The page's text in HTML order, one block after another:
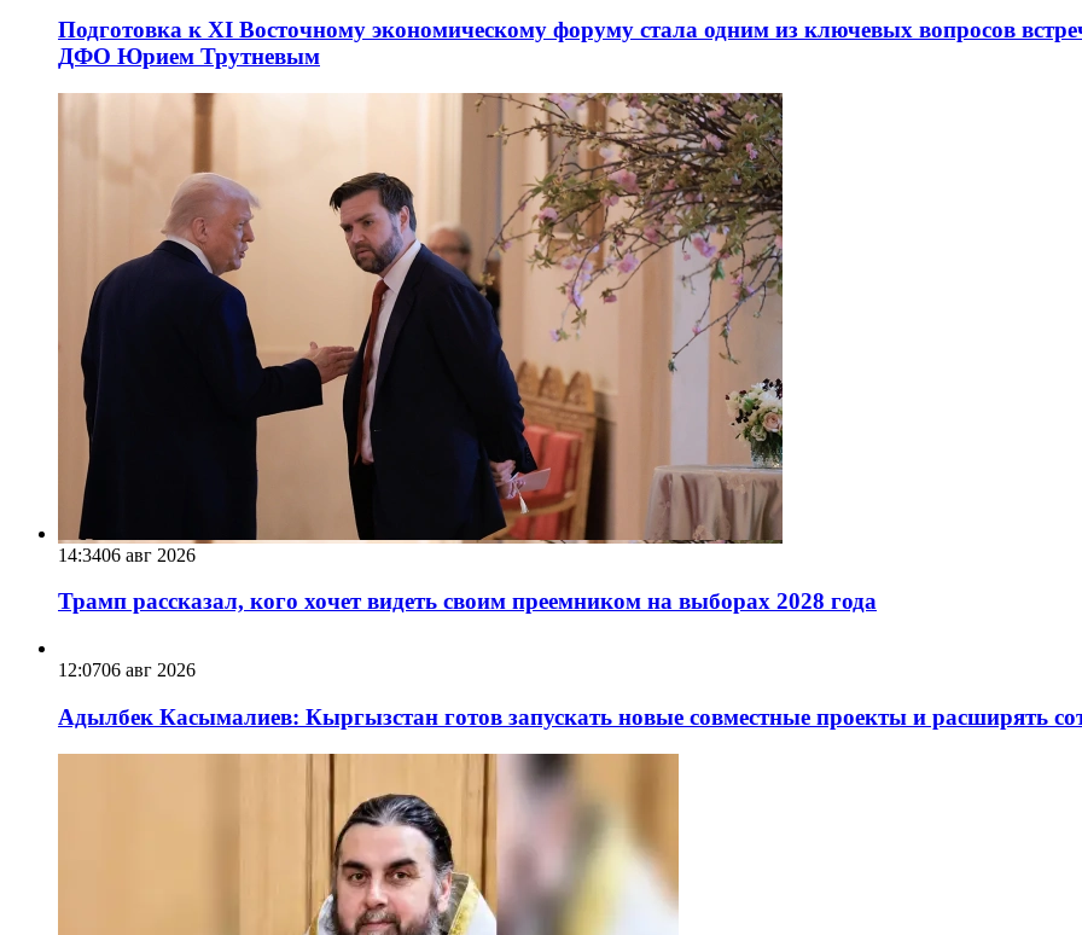
Подготовка к XI Восточному экономическому форуму стала одним из ключевых вопросов
ДФО Юрием Трутневым
14:3406 авг 2026
Трамп рассказал, кого хочет видеть своим преемником на выборах 2028 года
12:0706 авг 2026
Адылбек Касымалиев: Кыргызстан готов запускать новые совместные проекты и расширять